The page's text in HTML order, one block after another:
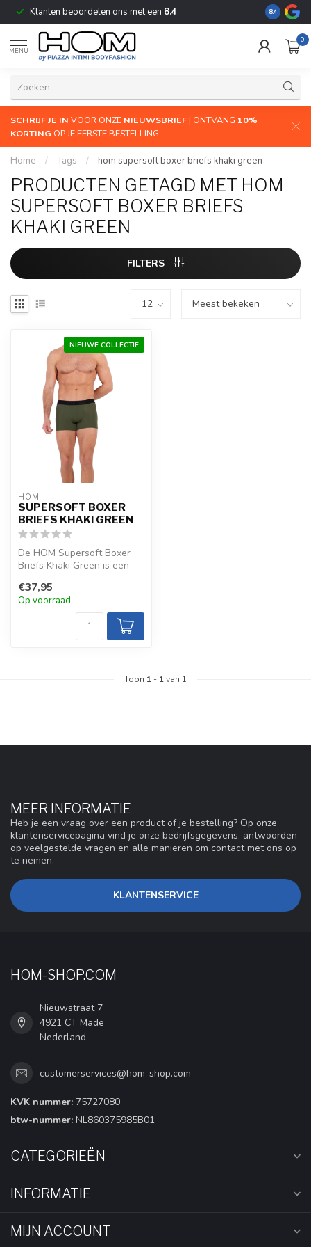
Klanten beoordelen ons met een 8.4 De
8.4
MENU
0
SCHRIJF JE IN VOOR ONZE NIEUWSBRIEF| ONTVANG 10%
KORTING OP JE EERSTE BESTELLING
Home / Tags / hom supersoft boxer briefs khaki green
PRODUCTEN GETAGD MET HOM
SUPERSOFT BOXER BRIEFS
KHAKI GREEN
FILTERS
NIEUWE COLLECTIE
HOM
SUPERSOFT BOXER
BRIEFS KHAKI GREEN
De HOM Supersoft Boxer
Briefs Khaki Green is een
keuze...
€37,95
Op voorraad
Toon 1 - 1van 1
MEER INFORMATIE
Heb je een vraag over een product of je bestelling? Op onze
klantenservicepagina vind je onze bedrijfsgegevens, antwoorden
op veelgestelde vragen en alle manieren om contact met ons op
te nemen.
KLANTENSERVICE
HOM-SHOP.COM
Nieuwstraat 7
4921 CT Made
Nederland
customerservices@hom-shop.com
KVK nummer: 75727080
btw-nummer: NL860375985B01
CATEGORIEËN
INFORMATIE
MIJN ACCOUNT